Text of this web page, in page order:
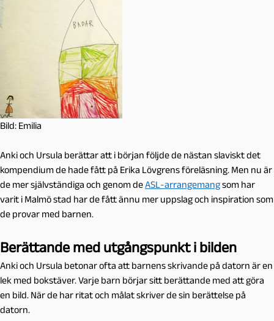
Bild: Emilia
Anki och Ursula berättar att i början följde de nästan slaviskt det
kompendium de hade fått på Erika Lövgrens föreläsning. Men nu är
de mer självständiga och genom deASL-arrangemangsom har
varit i Malmö stad har de fått ännu mer uppslag och inspiration som
de provar med barnen.
Berättande med utgångspunkt i bilden
Anki och Ursula betonar ofta att barnens skrivande på datorn är en
lek med bokstäver. Varje barn börjar sitt berättande med att göra
en bild. När de har ritat och målat skriver de sin berättelse på
datorn.